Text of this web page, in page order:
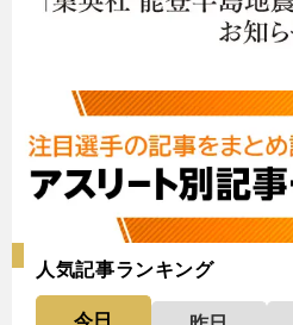
人気記事ランキング
今日